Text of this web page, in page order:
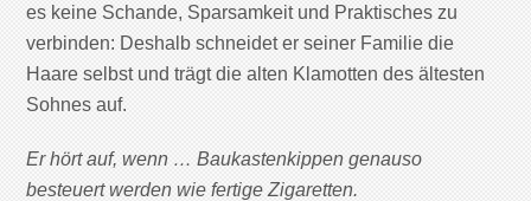
es keine Schande, Sparsamkeit und Praktisches zu
verbinden: Deshalb schneidet er seiner Familie die
Haare selbst und trägt die alten Klamotten des ältesten
Sohnes auf.
Er hört auf, wenn … Baukastenkippen genauso
besteuert werden wie fertige Zigaretten.